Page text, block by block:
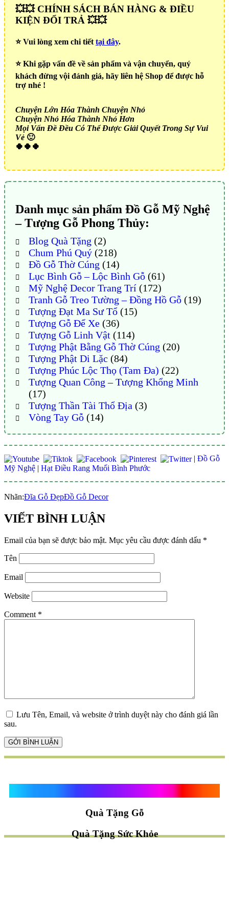
💥💥 CHÍNH SÁCH BÁN HÀNG & ĐIỀU
KIỆN ĐỔI TRẢ 💥💥
⭐️ Vui lòng xem chi tiết tại đây.
⭐️ Khi gặp vấn đề về sản phẩm và vận chuyển, quý
khách đừng vội đánh giá, hãy liên hệ Shop để được hỗ
trợ nhé !
Chuyện Lớn Hóa Thành Chuyện Nhỏ
Chuyện Nhỏ Hóa Thành Nhỏ Hơn
Mọi Vấn Đề Đều Có Thể Được Giải Quyết Trong Sự Vui
Vẻ 🙂
🍀🍀🍀
Danh mục sản phẩm Đồ Gỗ Mỹ Nghệ
– Tượng Gỗ Phong Thủy:
Blog Quà Tặng (2)
Chum Phú Quý(218)
Đồ Gỗ Thờ Cúng (14)
Lục Bình Gỗ – Lộc Bình Gỗ(61)
Mỹ Nghệ Decor Trang Trí(172)
Tranh Gỗ Treo Tường – Đồng Hồ Gỗ(19)
Tượng Đạt Ma Sư Tổ(15)
Tượng Gỗ Để Xe(36)
Tượng Gỗ Linh Vật(114)
Tượng Phật Bằng Gỗ Thờ Cúng (20)
Tượng Phật Di Lặc (84)
Tượng Phúc Lộc Thọ (Tam Đa) (22)
Tượng Quan Công – Tượng Khổng Minh
(17)
Tượng Thần Tài Thổ Địa (3)
Vòng Tay Gỗ(14)
| Đồ Gỗ
Mỹ Nghệ | Hạt Điều Rang Muối Bình Phước
Nhãn:Đĩa Gỗ ĐẹpĐồ Gỗ Decor
VIẾT BÌNH LUẬN
Email của bạn sẽ được bảo mật. Mục yêu cầu được đánh dấu *
Tên
Email
Website
Comment *
Lưu Tên, Email, và website ở trình duyệt này cho đánh giá lần
sau.
Quà Tặng Gỗ
Quà Tặng Sức Khỏe